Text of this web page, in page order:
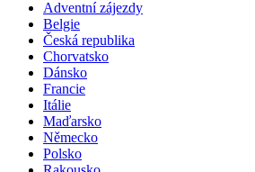
Adventní zájezdy
Belgie
Česká republika
Chorvatsko
Dánsko
Francie
Itálie
Maďarsko
Německo
Polsko